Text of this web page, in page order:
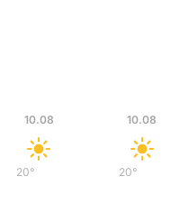
10.08
20°/
10.08
20°